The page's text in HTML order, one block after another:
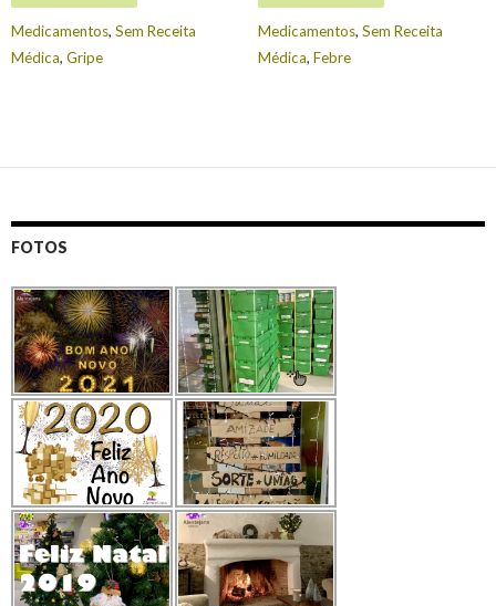
Medicamentos, Sem Receita
Médica, Gripe
Medicamentos, Sem Receita
Médica, Febre
FOTOS